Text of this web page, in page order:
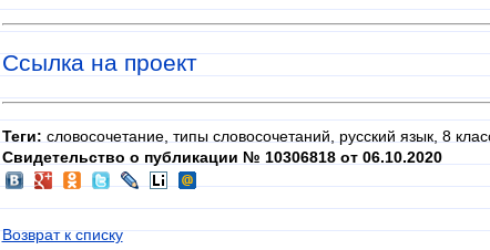
Ссылка на проект
Теги: словосочетание, типы словосочетаний, русский язык, 8
Свидетельство о публикации № 10306818 от 06.10.2020
Возврат к списку